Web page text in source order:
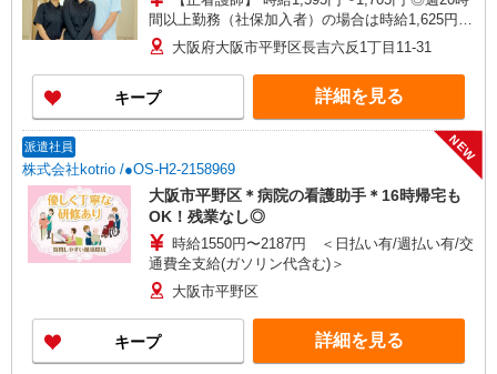
間以上勤務（社保加入者）の場合は時給1,625円〜
1,735円 【准看護師】 時給1,295円〜1,405円 ◎週
20時間以上勤務（社保加入者）の場合は時給1,325
円〜1,435円 ※各種手当込 ※時給は経験により異
なる
大阪府大阪市平野区長吉六反1丁目11-31
キープ 詳細を見る
派遣社員
株式会社kotrio /●OS-H2-2158969
NEW
大阪市平野区＊病院の看護助手＊16時帰宅も
OK！残業なし◎
時給1550円〜2187円 ＜日払い有/週払い有/交
通費全支給(ガソリン代含む)＞
大阪市平野区
キープ 詳細を見る